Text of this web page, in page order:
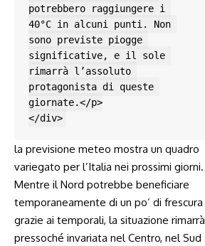
potrebbero raggiungere i
40°C in alcuni punti. Non
sono previste piogge
significative, e il sole
rimarrà l’assoluto
protagonista di queste
giornate.</p>
</div>
la previsione meteo⁣ mostra un quadro
variegato per l’Italia nei prossimi giorni.
Mentre il Nord potrebbe beneficiare
temporaneamente di un po’ di frescura
grazie ai temporali, la situazione ⁢rimarrà
pressoché invariata nel Centro, nel Sud